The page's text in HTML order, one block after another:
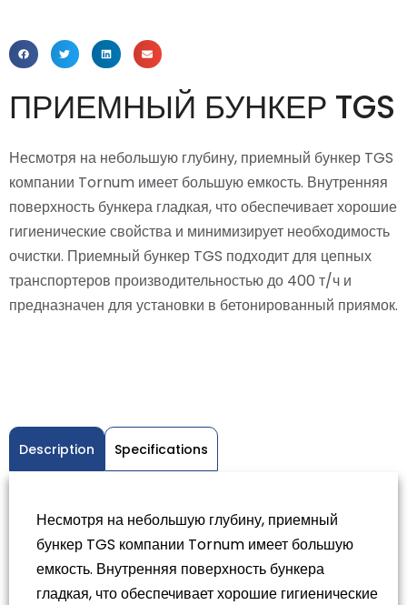
ПРИЕМНЫЙ БУНКЕР TGS
Несмотря на небольшую глубину, приемный бункер TGS
компании Tornum имеет большую емкость. Внутренняя
поверхность бункера гладкая, что обеспечивает хорошие
гигиенические свойства и минимизирует необходимость
очистки. Приемный бункер TGS подходит для цепных
транспортеров производительностью до 400 т/ч и
предназначен для установки в бетонированный приямок.
Description Specifications
Несмотря на небольшую глубину, приемный
бункер TGS компании Tornum имеет большую
емкость. Внутренняя поверхность бункера
гладкая, что обеспечивает хорошие гигиенические